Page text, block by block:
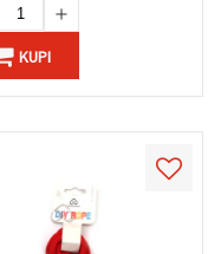
KUPI